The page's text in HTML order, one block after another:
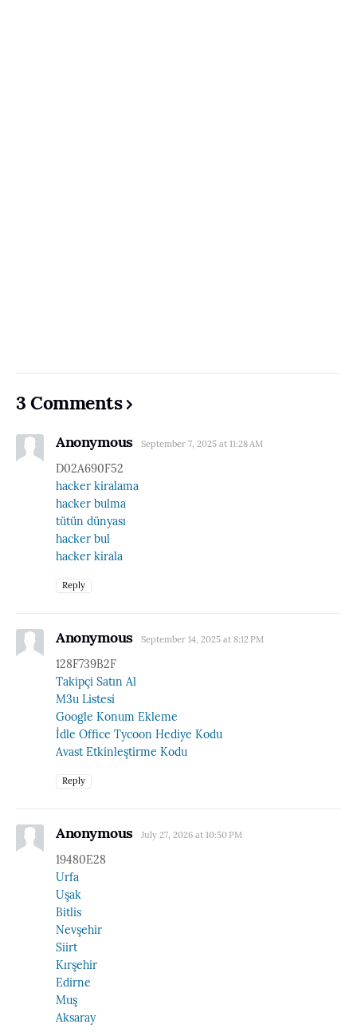
3 Comments
Anonymous September 7, 2025 at 11:28 AM
D02A690F52
hacker kiralama
hacker bulma
tütün dünyası
hacker bul
hacker kirala
Reply
Anonymous September 14, 2025 at 8:12 PM
128F739B2F
Takipçi Satın Al
M3u Listesi
Google Konum Ekleme
İdle Office Tycoon Hediye Kodu
Avast Etkinleştirme Kodu
Reply
Anonymous July 27, 2026 at 10:50 PM
19480E28
Urfa
Uşak
Bitlis
Nevşehir
Siirt
Kırşehir
Edirne
Muş
Aksaray